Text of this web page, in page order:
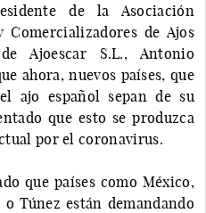
de la Asociación
de Ajos
Ajoescar S.L., Antonio
ahora, nuevos países, que
ajo español sepan de su
que esto se produzca
por el coronavirus.
que países como México,
Túnez están demandando